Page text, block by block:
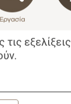
eCommerce,
εξελίξεις